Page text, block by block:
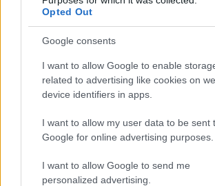
Opted Out
Google consents
I want to allow Google to enable
related to advertising like cookies on
device identifiers in apps.
I want to allow my user data to be sent
Google for online advertising purposes.
I want to allow Google to send me
personalized advertising.
környezeti problémákat!”
Ez ...